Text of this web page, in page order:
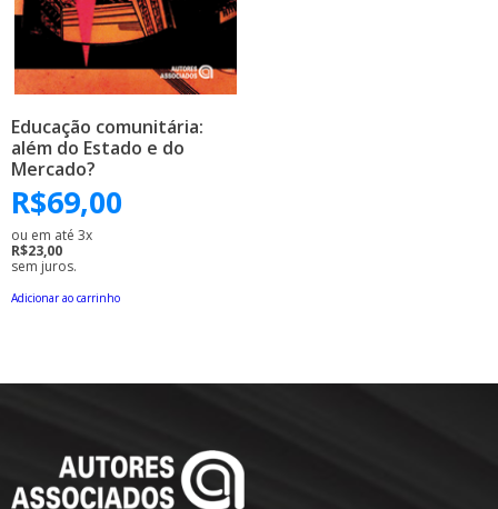
Educação comunitária:
além do Estado e do
Mercado?
R$69,00
ou em até 3x
R$23,00
sem juros.
Adicionar ao carrinho